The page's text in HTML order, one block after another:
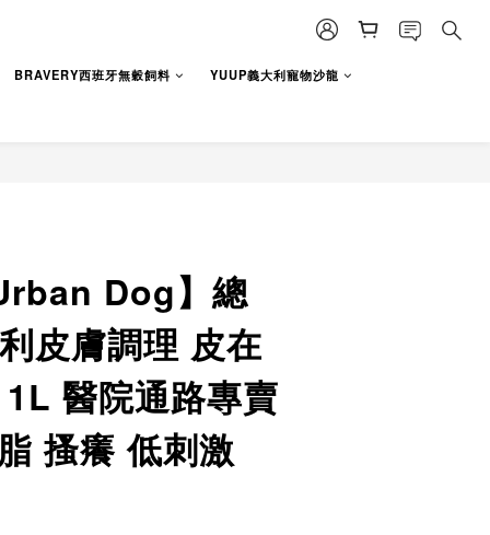
BRAVERY西班牙無穀飼料
YUUP義大利寵物沙龍
Dog】總
皮膚調理 皮在
醫院通路專賣
搔癢 低刺激
立即購買